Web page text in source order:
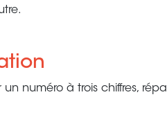
numéro à trois chiffres,